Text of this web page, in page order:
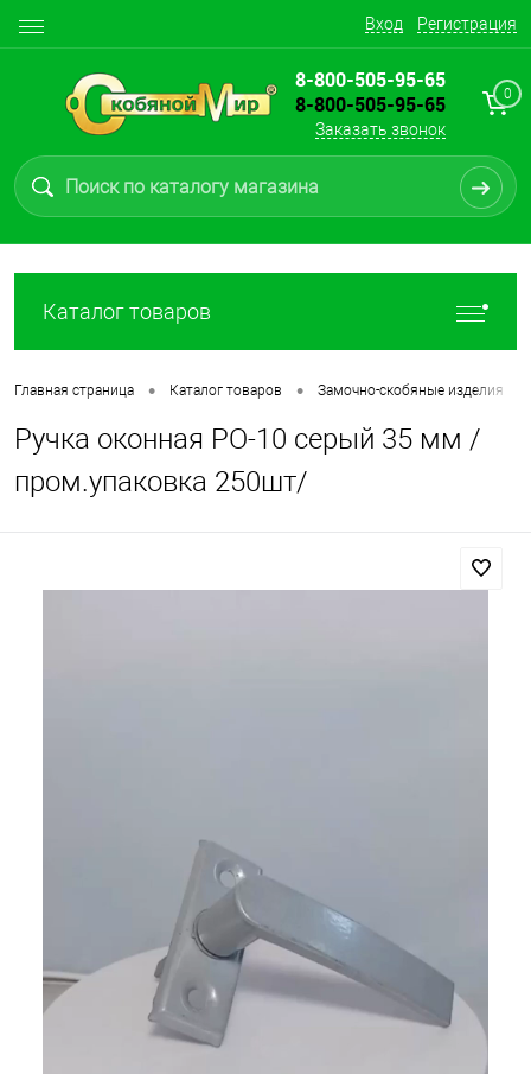
Вход Регистрация
8-800-505-95-65
8-800-505-95-65
Заказать звонок
0
Каталог товаров
Главная страница • Каталог товаров • Замочно-скобяные изделия
Ручка оконная РО-10 серый 35 мм /
пром.упаковка 250шт/